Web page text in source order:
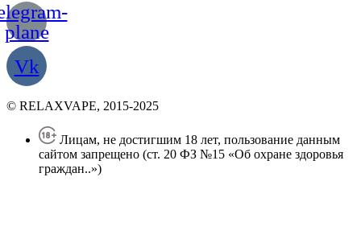
plane
Vk
© RELAXVAPE, 2015-2025
Лицам, не достигшим 18 лет, пользование данным
сайтом запрещено (ст. 20 ФЗ №15 «Об охране здоровья
граждан..»)